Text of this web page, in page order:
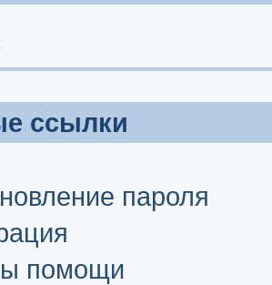
ссылки
пароля
помощи